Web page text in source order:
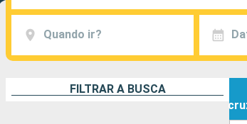
Quando ir?
FILTRAR A BUSCA